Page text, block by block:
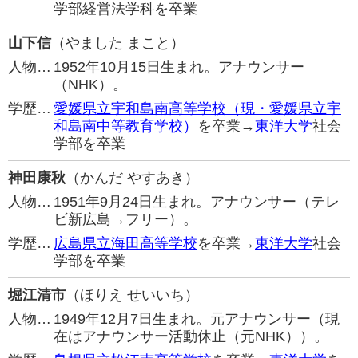
学部経営法学科を卒業
山下信（やました まこと）
人物… 1952年10月15日生まれ。アナウンサー
（NHK）。
学歴… 愛媛県立宇和島南高等学校（現・愛媛県立宇
和島南中等教育学校） を卒業→東洋大学社会
学部を卒業
神田康秋 （かんだ やすあき）
人物… 1951年9月24日生まれ。アナウンサー（テレ
ビ新広島→フリー）。
学歴… 広島県立海田高等学校を卒業→東洋大学社会
学部を卒業
堀江清市 （ほりえ せいいち）
人物… 1949年12月7日生まれ。元アナウンサー（現
在はアナウンサー活動休止（元NHK））。